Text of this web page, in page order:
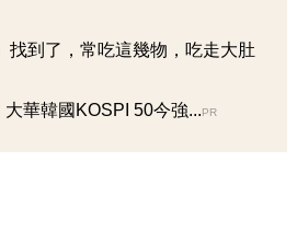
找到了，常吃這幾物，吃走大肚
華韓國KOSPI 50今強...PR